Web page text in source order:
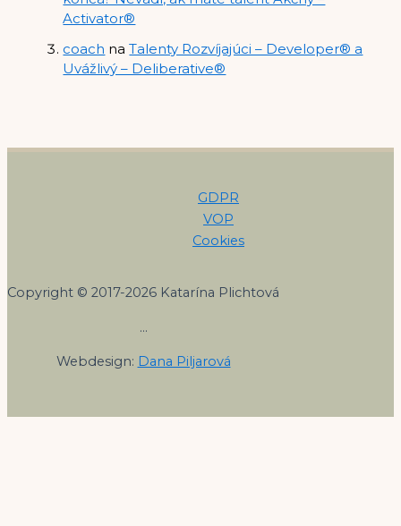
Activator®
coach naTalenty Rozvíjajúci – Developer® a
Uvážlivý – Deliberative®
GDPR
VOP
Cookies
Copyright © 2017-2026 Katarína Plichtová
…
Webdesign: Dana Piljarová